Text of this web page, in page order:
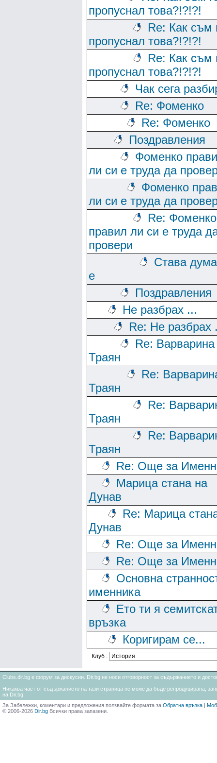
пропуснал това?!?!?!
Re: Как съм
пропуснал това?!?!?!
Re: Как съм
пропуснал това?!?!?!
Чак сега
Re: Фоменко
Re: Фоменко
Поздравления
Фоменко
ли си е труда да
Фоменко
ли си е труда да
Re: Фоменко
правил ли си е труда
провери
Става
е
Поздравления
Не разбрах ...
Re: Не разбрах
Re: Варварина
Траян
Re:
Траян
Re:
Траян
Re:
Траян
Re: Още за
Марица стана на
Дунав
Re: Марица
Дунав
Re: Още за
Re: Още за
Основна
именника
Ето ти я
връзка
Коригирам се...
Клуб :
Clubs.dir.bg е форум за дискусии. Dir.bg не носи отговорност за съдържанието и
Никаква част от съдържанието на тази страница не може да бъде репродуцирана,
на Dir.bg
За Забележки, коментари и предложения ползвайте формата за Обратна връзка |
© 2006-2026 Dir.bg Всички права запазени.